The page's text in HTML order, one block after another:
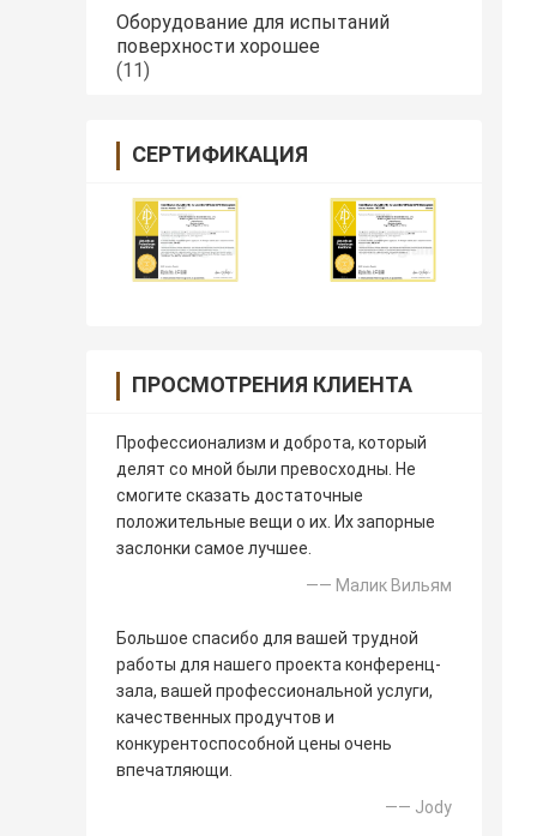
Оборудование для испытаний
поверхности хорошее
(11)
СЕРТИФИКАЦИЯ
ПРОСМОТРЕНИЯ КЛИЕНТА
Профессионализм и доброта, который
делят со мной были превосходны. Не
смогите сказать достаточные
положительные вещи о их. Их запорные
заслонки самое лучшее.
—— Малик Вильям
Большое спасибо для вашей трудной
работы для нашего проекта конференц-
зала, вашей профессиональной услуги,
качественных продучтов и
конкурентоспособной цены очень
впечатляющи.
—— Jody